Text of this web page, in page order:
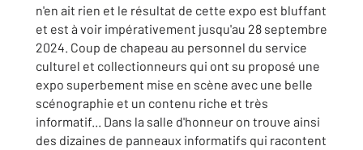
n'en ait rien et le résultat de cette expo est bluffant
et est à voir impérativement jusqu'au 28 septembre
2024. Coup de chapeau au personnel du service
culturel et collectionneurs qui ont su proposé une
expo superbement mise en scène avec une belle
scénographie et un contenu riche et très
informatif... Dans la salle d'honneur on trouve ainsi
des dizaines de panneaux informatifs qui racontent